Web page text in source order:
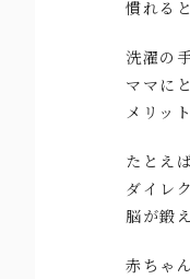
慣れる
洗濯の
ママに
メリッ
たとえ
ダイレ
脳が鍛
赤ちゃ